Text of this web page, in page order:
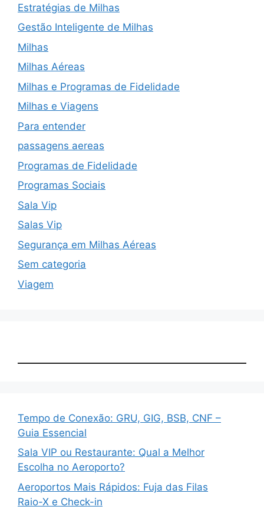
Estratégias de Milhas
Gestão Inteligente de Milhas
Milhas
Milhas Aéreas
Milhas e Programas de Fidelidade
Milhas e Viagens
Para entender
passagens aereas
Programas de Fidelidade
Programas Sociais
Sala Vip
Salas Vip
Segurança em Milhas Aéreas
Sem categoria
Viagem
Tempo de Conexão: GRU, GIG, BSB, CNF –
Guia Essencial
Sala VIP ou Restaurante: Qual a Melhor
Escolha no Aeroporto?
Aeroportos Mais Rápidos: Fuja das Filas
Raio-X e Check-in